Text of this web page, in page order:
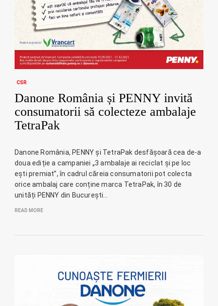
CSR
Danone România și PENNY invită
consumatorii să colecteze ambalaje
TetraPak
Danone România, PENNY și TetraPak desfășoară cea de-a
doua ediție a campaniei „3 ambalaje ai reciclat și pe loc
ești premiat”, în cadrul căreia consumatorii pot colecta
orice ambalaj care conține marca TetraPak, în 30 de
unități PENNY din București…
READ MORE